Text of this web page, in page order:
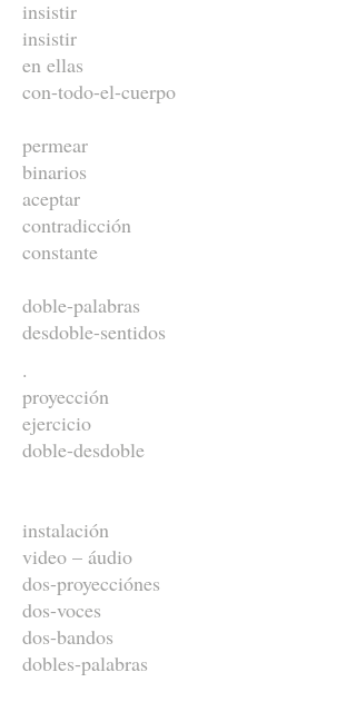
insistir
insistir
en ellas
con-todo-el-cuerpo
permear
binarios
aceptar
contradicción
constante
doble-palabras
desdoble-sentidos
.
proyección
ejercicio
doble-desdoble
instalación
video – áudio
dos-proyecciónes
dos-voces
dos-bandos
dobles-palabras